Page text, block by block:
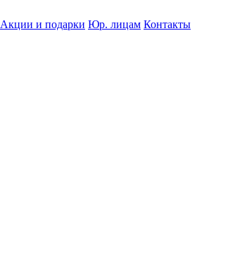
Акции и подарки Юр. лицам Контакты